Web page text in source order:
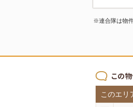
※連合隊は物
このエリ